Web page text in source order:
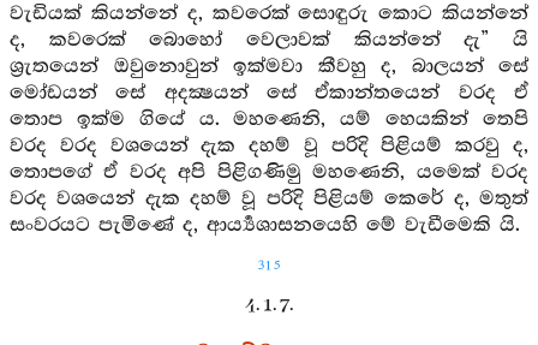
වැඩියක් කියන්නේ ද, කවරෙක් සොඳුරු කොට කියන්නේ
ද, කවරෙක් බොහෝ වෙලාවක් කියන්නේ දැ” යි
ශ්‍රැතයෙන් ඔවුනොවුන් ඉක්මවා කීවහු ද, බාලයන් සේ
මෝඩයන් සේ අදක්‍ෂයන් සේ ඒකාන්තයෙන් වරද ඒ
තොප ඉක්ම ගියේ ය. මහණෙනි, යම් හෙයකින් තෙපි
වරද වරද වශයෙන් දැක දහම් වූ පරිදි පිළියම් කරවු ද,
තොපගේ ඒ වරද අපි පිළිගණිමු මහණෙනි, යමෙක් වරද
වරද වශයෙන් දැක දහම් වූ පරිදි පිළියම් කෙරේ ද, මතුත්
සංවරයට පැමිණේ ද, ආර්‍ය්‍යශාසනයෙහි මේ වැඩීමෙකි යි.
315
4. 1. 7.